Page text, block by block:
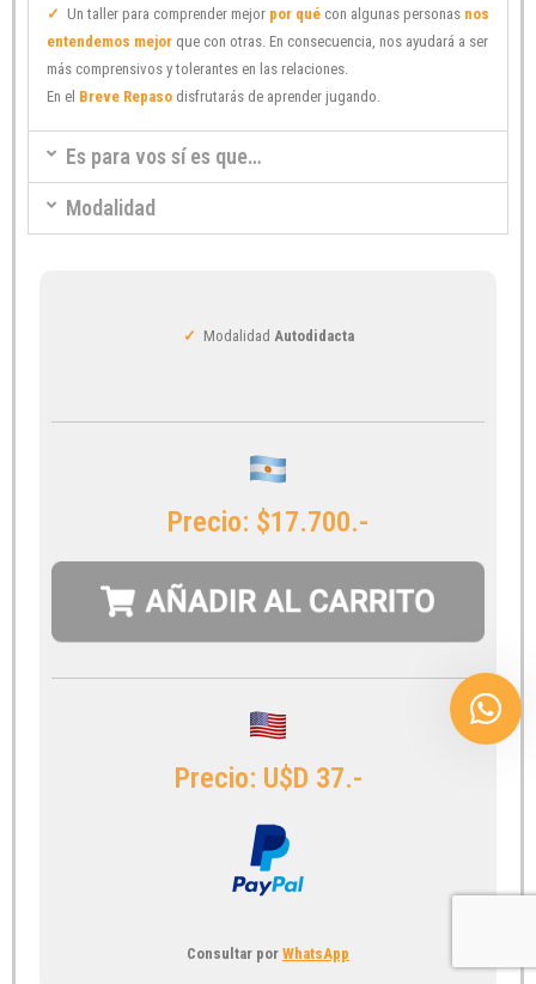
✓ Un taller para comprender mejor por qué con algunas personas nos
entendemos mejor que con otras. En consecuencia, nos ayudará a ser
más comprensivos y tolerantes en las relaciones.
En el Breve Repaso disfrutarás de aprender jugando.
Es para vos sí es que…
Modalidad
✓ Modalidad Autodidacta
Precio: $17.700.-
Precio: U$D 37.-
Consultar por WhatsApp